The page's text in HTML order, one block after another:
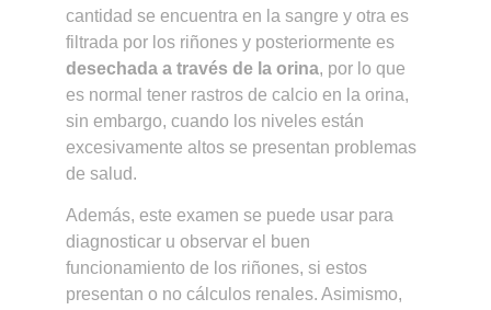
cantidad se encuentra en la sangre y otra es
filtrada por los riñones y posteriormente es
desechada a través de la orina, por lo que
es normal tener rastros de calcio en la orina,
sin embargo, cuando los niveles están
excesivamente altos se presentan problemas
de salud.
Además, este examen se puede usar para
diagnosticar u observar el buen
funcionamiento de los riñones, si estos
presentan o no cálculos renales. Asimismo,